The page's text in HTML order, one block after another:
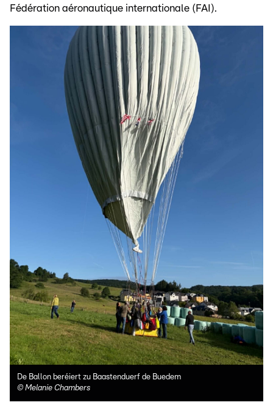
Fédération aéronautique internationale (FAI).
De Ballon beréiert zu Baastenduerf de Buedem
© Melanie Chambers